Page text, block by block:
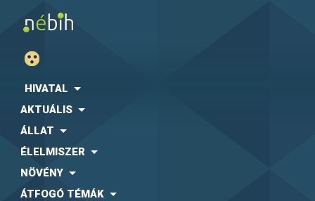
HIVATAL
AKTUÁLIS
ÁLLAT
ÉLELMISZER
NÖVÉNY
ÁTFOGÓ TÉMÁK